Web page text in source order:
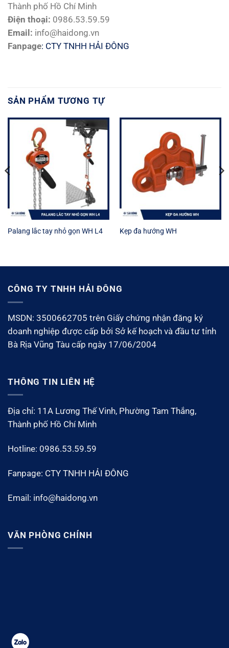
Thành phố Hồ Chí Minh
Điện thoại: 0986.53.59.59
Email: info@haidong.vn
Fanpage: CTY TNHH HẢI ĐÔNG
SẢN PHẨM TƯƠNG TỰ
Palang lắc tay nhỏ gọn WH L4 Kẹp đa hướng WH
CÔNG TY TNHH HẢI ĐÔNG
MSDN: 3500662705 trên Giấy chứng nhận đăng ký
doanh nghiệp được cấp bởi Sở kế hoạch và đầu tư tỉnh
Bà Rịa Vũng Tàu cấp ngày 17/06/2004
THÔNG TIN LIÊN HỆ
Địa chỉ: 11A Lương Thế Vinh, Phường Tam Thắng,
Thành phố Hồ Chí Minh
Hotline: 0986.53.59.59
Fanpage: CTY TNHH HẢI ĐÔNG
Email: info@haidong.vn
VĂN PHÒNG CHÍNH